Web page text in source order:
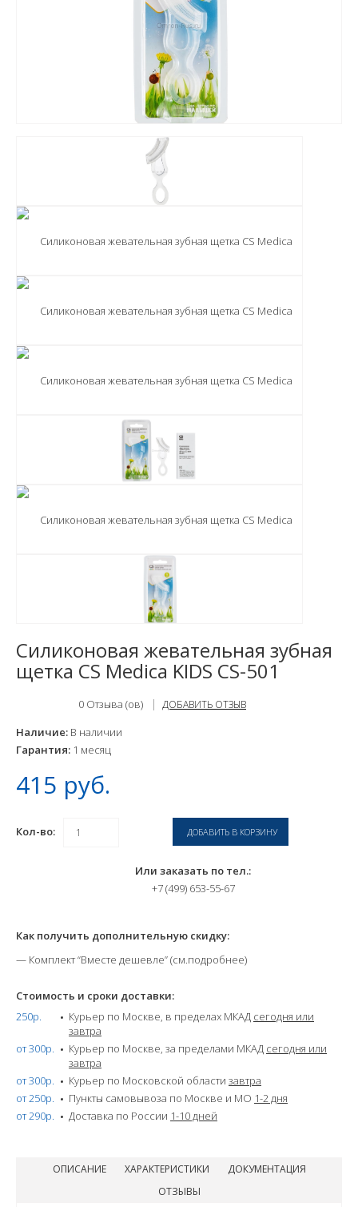
Силиконовая жевательная зубная
щетка CS Medica KIDS CS-501
0 Отзыва (ов) ДОБАВИТЬ ОТЗЫВ
Наличие: В наличии
Гарантия: 1 месяц
415 руб.
Кол-во:
Или заказать по тел.:
+7 (499) 653-55-67
Как получить дополнительную скидку:
— Комплект “Вместе дешевле” (см.подробнее)
Стоимость и сроки доставки:
250р.
Курьер по Москве, в пределах МКАД сегодня или
завтра
от 300р.
Курьер по Москве, за пределами МКАД сегодня или
завтра
от 300р.
Курьер по Московской области завтра
от 250р.
Пункты самовывоза по Москве и МО 1-2 дня
от 290р.
Доставка по России 1-10 дней
ОПИСАНИЕ ХАРАКТЕРИСТИКИ
ДОКУМЕНТАЦИЯ
ОТЗЫВЫ